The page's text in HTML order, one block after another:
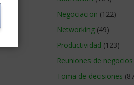
Negociacion (122)
Networking (49)
Productividad (123)
Reuniones de negocios
Toma de decisiones